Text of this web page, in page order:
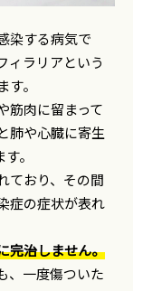
染する病気で
ィラリアという
。
筋肉に留まって
肺や心臓に寄生
。
ており、その間
症の症状が表れ
完治しません。
、一度傷ついた